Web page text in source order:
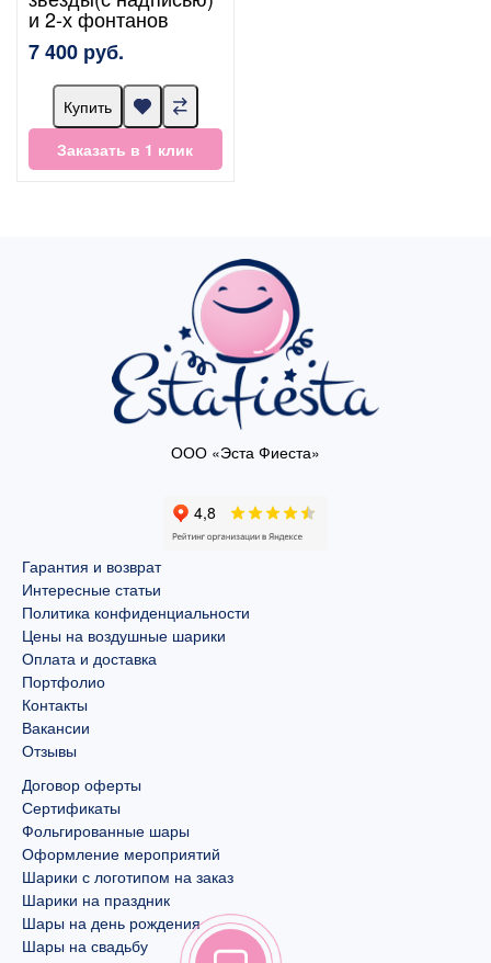
и 2-х фонтанов
7 400 руб.
Купить
Заказать в 1 клик
ООО «Эста Фиеста»
Гарантия и возврат
Интересные статьи
Политика конфиденциальности
Цены на воздушные шарики
Оплата и доставка
Портфолио
Контакты
Вакансии
Отзывы
Договор оферты
Сертификаты
Фольгированные шары
Оформление мероприятий
Шарики с логотипом на заказ
Шарики на праздник
Шары на день рождения
Шары на свадьбу